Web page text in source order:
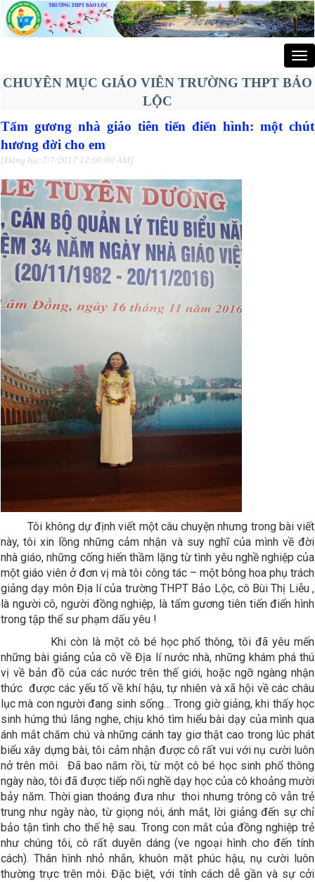
CHUYÊN MỤC GIÁO VIÊN TRƯỜNG THPT BẢO
LỘC
Tấm gương nhà giáo tiên tiến điển hình: một chút
hương đời cho em
[Đăng lúc:7/7/2017 12:00:00 AM]
Tôi không dự định viết một câu chuyện nhưng trong bài viết
này, tôi xin lồng những cảm nhận và suy nghĩ của mình về đời
nhà giáo, những cống hiến thầm lặng từ tình yêu nghề nghiệp của
một giáo viên ở đơn vị mà tôi công tác – một bông hoa phụ trách
giảng dạy môn Địa lí của trường THPT Bảo Lộc, cô Bùi Thị Liễu ,
là người cô, người đồng nghiệp, là tấm gương tiên tiến điển hình
trong tập thể sư phạm dấu yêu !
Khi còn là một cô bé học phổ thông, tôi đã yêu mến
những bài giảng của cô về Địa lí nước nhà, những khám phá thú
vị về bản đồ của các nước trên thế giới, hoặc ngỡ ngàng nhận
thức được các yếu tố về khí hậu, tự nhiên và xã hội về các châu
lục mà con người đang sinh sống… Trong giờ giảng, khi thấy học
sinh hứng thú lắng nghe, chịu khó tìm hiểu bài dạy của mình qua
ánh mắt chăm chú và những cánh tay giơ thật cao trong lúc phát
biểu xây dựng bài, tôi cảm nhận được cô rất vui với nụ cười luôn
nở trên môi. Đã bao năm rồi, từ một cô bé học sinh phổ thông
ngày nào, tôi đã được tiếp nối nghề dạy học của cô khoảng mười
bảy năm. Thời gian thoáng đưa như thoi nhưng trông cô vẫn trẻ
trung như ngày nào, từ giọng nói, ánh mắt, lời giảng đến sự chỉ
bảo tận tình cho thế hệ sau. Trong con mắt của đồng nghiệp trẻ
như chúng tôi, cô rất duyên dáng (ve ngoại hình cho đến tính
cách). Thân hình nhỏ nhắn, khuôn mặt phúc hậu, nụ cười luôn
thường trực trên môi. Đặc biệt, với tính cách dễ gần và sự cởi